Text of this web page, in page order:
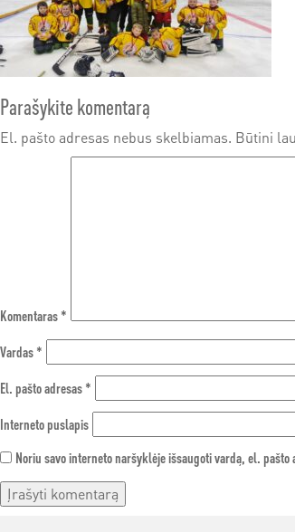
Parašykite komentarą
El. pašto adresas nebus skelbiamas. Būtini
Komentaras*
Vardas*
El. pašto adresas*
Interneto puslapis
Noriu savo interneto naršyklėje išsaugoti vardą, el.